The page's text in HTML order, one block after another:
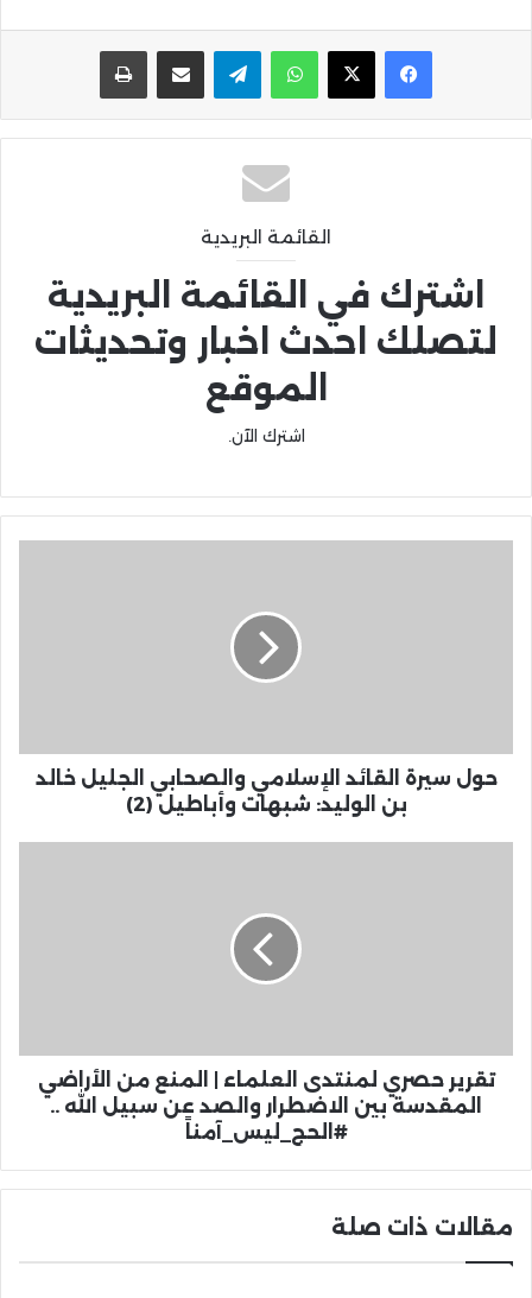
واتساب تيلقرام مشاركة عبر البريد
القائمة البريدية
اشترك في القائمة البريدية
لتصلك احدث اخبار وتحديثات
الموقع
اشترك الآن.
حول سيرة القائد الإسلامي والصحابي الجليل خالد
بن الوليد: شبهات وأباطيل (2)
تقرير حصري لمنتدى العلماء | المنع من الأراضي
المقدسة بين الاضطرار والصد عن سبيل الله ..
#الحج_ليس_آمناً
مقالات ذات صلة